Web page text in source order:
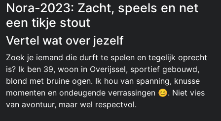
Nora-2023: Zacht, speels en net
een tikje stout
Vertel wat over jezelf
Zoek je iemand die durft te spelen en tegelijk oprecht
is? Ik ben 39, woon in Overijssel, sportief gebouwd,
blond met bruine ogen. Ik hou van spanning, knusse
momenten en ondeugende verrassingen 😊. Niet vies
van avontuur, maar wel respectvol.